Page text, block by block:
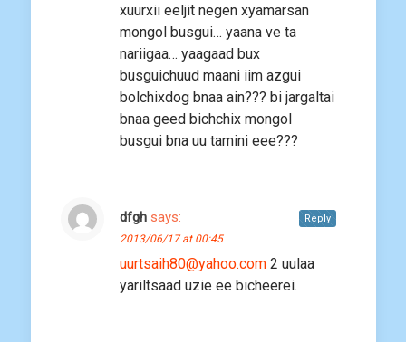
xuurxii eeljit negen xyamarsan
mongol busgui… yaana ve ta
nariigaa… yaagaad bux
busguichuud maani iim azgui
bolchixdog bnaa ain??? bi jargaltai
bnaa geed bichchix mongol
busgui bna uu tamini eee???
dfgh says:
2013/06/17 at 00:45
uurtsaih80@yahoo.com 2 uulaa
yariltsaad uzie ee bicheerei.
Reply